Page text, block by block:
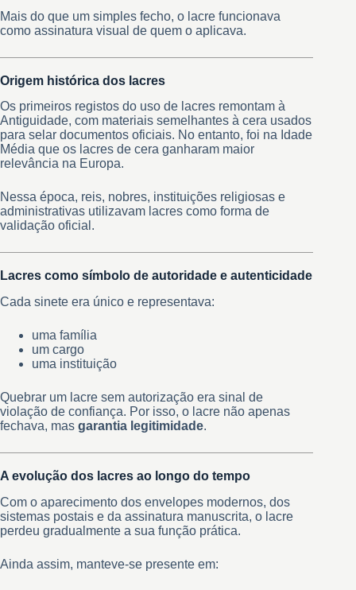
Mais do que um simples fecho, o lacre funcionava
como assinatura visual de quem o aplicava.
Origem histórica dos lacres
Os primeiros registos do uso de lacres remontam à
Antiguidade, com materiais semelhantes à cera usados
para selar documentos oficiais. No entanto, foi na Idade
Média que os lacres de cera ganharam maior
relevância na Europa.
Nessa época, reis, nobres, instituições religiosas e
administrativas utilizavam lacres como forma de
validação oficial.
Lacres como símbolo de autoridade e autenticidade
Cada sinete era único e representava:
uma família
um cargo
uma instituição
Quebrar um lacre sem autorização era sinal de
violação de confiança. Por isso, o lacre não apenas
fechava, mas garantia legitimidade.
A evolução dos lacres ao longo do tempo
Com o aparecimento dos envelopes modernos, dos
sistemas postais e da assinatura manuscrita, o lacre
perdeu gradualmente a sua função prática.
Ainda assim, manteve-se presente em: